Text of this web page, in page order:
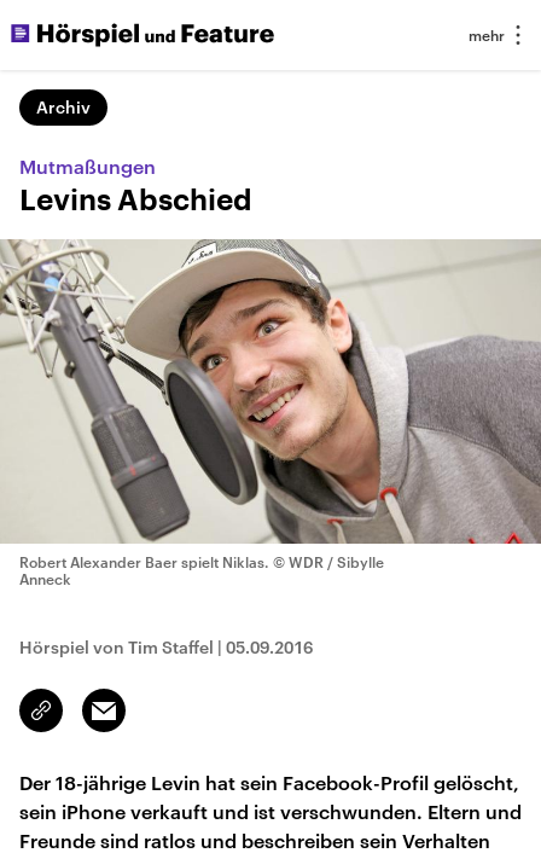
Archiv
Mutmaßungen
Levins Abschied
Robert Alexander Baer spielt Niklas. © WDR / Sibylle
Anneck
Hörspiel von Tim Staffel | 05.09.2016
Link
kopieren/teilen
Email
Der 18-jährige Levin hat sein Facebook-Profil gelöscht,
sein iPhone verkauft und ist verschwunden. Eltern und
Freunde sind ratlos und beschreiben sein Verhalten